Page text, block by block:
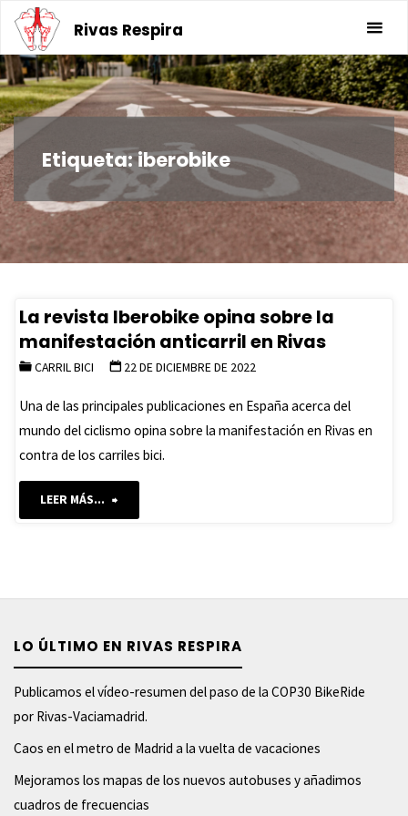
Saltar
contenido
Rivas Respira
Etiqueta:iberobike
La revista Iberobike opina sobre la
manifestación anticarril en Rivas
CARRIL BICI 22 DE DICIEMBRE DE 2022
Una de las principales publicaciones en España acerca del
mundo del ciclismo opina sobre la manifestación en Rivas en
contra de los carriles bici.
LEER MÁS...
sobre
la
en
LO ÚLTIMO EN RIVAS RESPIRA
Publicamos el vídeo-resumen del paso de la COP30 BikeRide
por Rivas-Vaciamadrid.
Caos en el metro de Madrid a la vuelta de vacaciones
Mejoramos los mapas de los nuevos autobuses y añadimos
cuadros de frecuencias